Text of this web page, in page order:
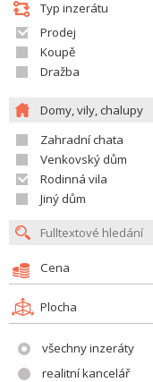
Typ inzerátu
Prodej
Koupě
Dražba
Domy, vily, chalupy
Zahradní chata
Venkovský dům
Rodinná vila
Jiný dům
Cena
Plocha
všechny inzeráty
realitní kancelář